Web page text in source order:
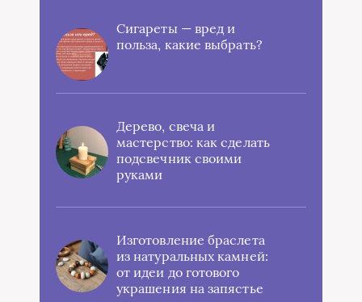
Сигареты — вред и
польза, какие выбрать?
Дерево, свеча и
мастерство: как сделать
подсвечник своими
руками
Изготовление браслета
из натуральных камней:
от идеи до готового
украшения на запястье